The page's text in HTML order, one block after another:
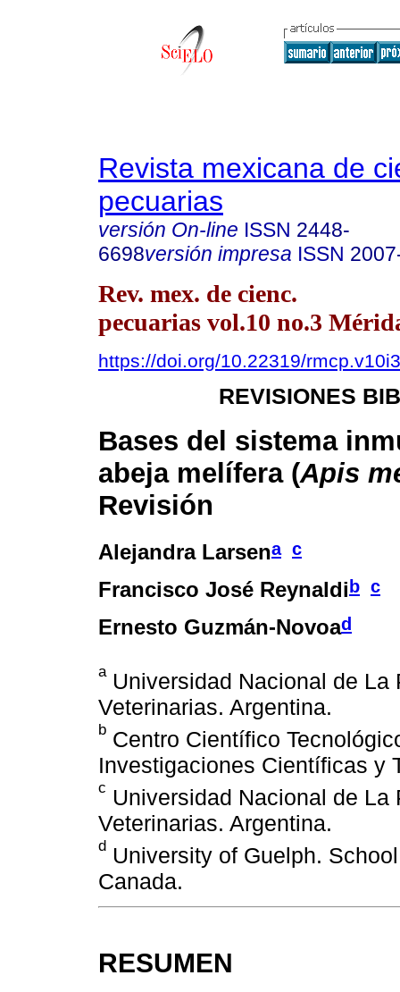
Revista mexicana de
pecuarias
versión On-line ISSN 2448-
6698versión impresa ISSN
Rev. mex. de cienc.
pecuarias vol.10 no.3
https://doi.org/10.22319/
REVISIONES
Bases del sistema
abeja melífera (Apis
Revisión
Alejandra Larsena c
Francisco José Reynaldi b c
Ernesto Guzmán-Novoad
aUniversidad Nacional de La
Veterinarias. Argentina.
b Centro Científico
Investigaciones Científicas y
c Universidad Nacional de
Veterinarias. Argentina.
d University of Guelph.
Canada.
RESUMEN